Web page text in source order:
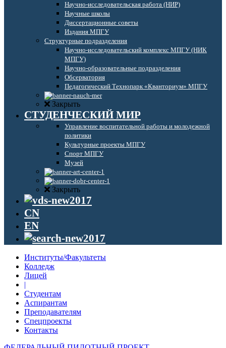
Научно-исследовательская работа (НИР)
Научные школы
Диссертационные советы
Издания МПГУ
Структурные подразделения
Научно-исследовательский комплекс МПГУ (НИК
МПГУ)
Научно-образовательные подразделения
Обсерватория
Педагогический Технопарк «Кванториум» МПГУ
Закрыть
СТУДЕНЧЕСКИЙ МИР
Управление воспитательной работы и молодежной
политики
Культурные проекты МПГУ
Спорт МПГУ
Музей
Закрыть
CN
EN
Институты/Факультеты
Колледж
Лицей
|
Студентам
Аспирантам
Преподавателям
Спецпроекты
Контакты